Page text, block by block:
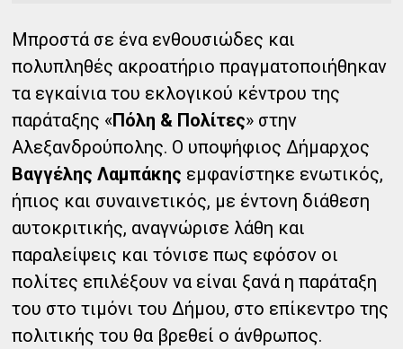
Μπροστά σε ένα ενθουσιώδες και
πολυπληθές ακροατήριο πραγματοποιήθηκαν
τα εγκαίνια του εκλογικού κέντρου της
παράταξης «Πόλη & Πολίτες» στην
Αλεξανδρούπολης. Ο υποψήφιος Δήμαρχος
Βαγγέλης Λαμπάκης εμφανίστηκε ενωτικός,
ήπιος και συναινετικός, με έντονη διάθεση
αυτοκριτικής, αναγνώρισε λάθη και
παραλείψεις και τόνισε πως εφόσον οι
πολίτες επιλέξουν να είναι ξανά η παράταξη
του στο τιμόνι του Δήμου, στο επίκεντρο της
πολιτικής του θα βρεθεί ο άνθρωπος.